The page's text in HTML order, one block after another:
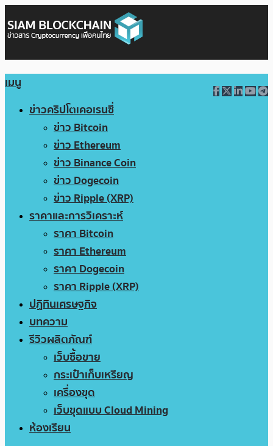
เมนู
ข่าวคริปโตเคอเรนซี่
ข่าว Bitcoin
ข่าว Ethereum
ข่าว Binance Coin
ข่าว Dogecoin
ข่าว Ripple (XRP)
ราคาและการวิเคราะห์
ราคา Bitcoin
ราคา Ethereum
ราคา Dogecoin
ราคา Ripple (XRP)
ปฏิทินเศรษฐกิจ
บทความ
รีวิวผลิตภัณฑ์
เว็บซื้อขาย
กระเป๋าเก็บเหรียญ
เครื่องขุด
เว็บขุดแบบ Cloud Mining
ห้องเรียน